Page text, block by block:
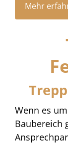
Mehr
Wenn es
Baubereich